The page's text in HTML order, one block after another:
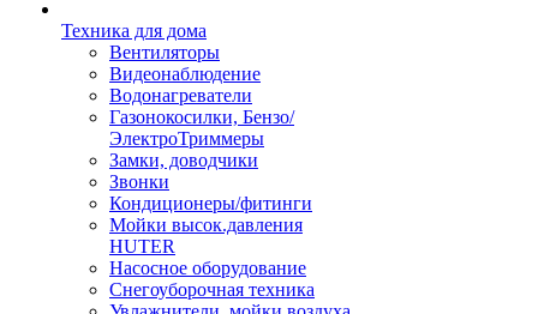
Техника для дома
Вентиляторы
Видеонаблюдение
Водонагреватели
Газонокосилки, Бензо/
ЭлектроТриммеры
Замки, доводчики
Звонки
Кондиционеры/фитинги
Мойки высок.давления
HUTER
Насосное оборудование
Снегоуборочная техника